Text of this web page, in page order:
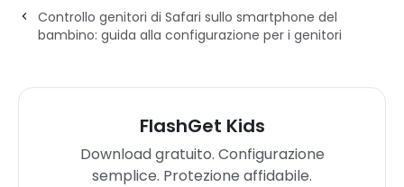
Controllo genitori di Safari sullo smartphone del
bambino: guida alla configurazione per i genitori
FlashGet Kids
Download gratuito. Configurazione
semplice. Protezione affidabile.